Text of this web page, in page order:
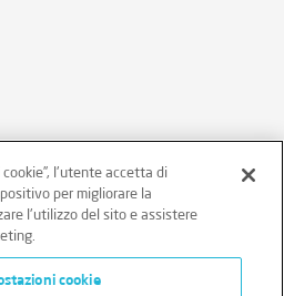
12431470157
fornitori
Cookie Policy
l'utente accetta di
per migliorare la
l'utilizzo del sito e assistere
cookie